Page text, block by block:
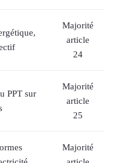
Majorité
article
24
PPT sur
Majorité
article
25
Majorité